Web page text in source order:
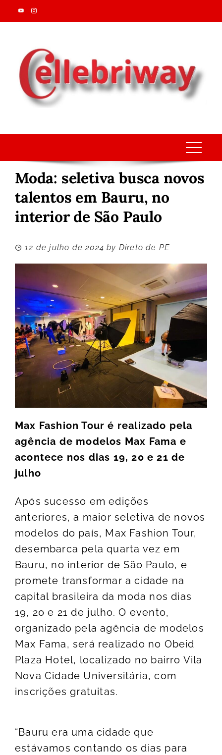
Skip
to
Moda: seletiva busca novos
talentos em Bauru, no
interior de São Paulo
12 de julho de 2024 by Direto de PE
Max Fashion Tour é realizado pela
agência de modelos Max Fama e
acontece nos dias 19, 20 e 21 de
julho
Após sucesso em edições
anteriores, a maior seletiva de novos
modelos do país, Max Fashion Tour,
desembarca pela quarta vez em
Bauru, no interior de São Paulo, e
promete transformar a cidade na
capital brasileira da moda nos dias
19, 20 e 21 de julho. O evento,
organizado pela agência de modelos
Max Fama, será realizado no Obeid
Plaza Hotel, localizado no bairro Vila
Nova Cidade Universitária, com
inscrições gratuitas.
“Bauru era uma cidade que
estávamos contando os dias para